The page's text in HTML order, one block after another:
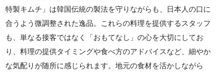
特製キムチ」は韓国伝統の製法を守りながらも、日本人の口に
合うよう微調整された逸品。これらの料理を提供するスタッフ
も、単なる接客ではなく「おもてなし」の心を大切にしてお
り、料理の提供タイミングや食べ方のアドバイスなど、細やか
な気配りが随所に感じられます。地元の食材を活かしながら